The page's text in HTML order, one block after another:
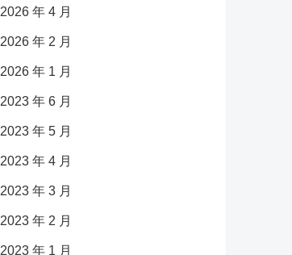
2026 年 4 月
2026 年 2 月
2026 年 1 月
2023 年 6 月
2023 年 5 月
2023 年 4 月
2023 年 3 月
2023 年 2 月
2023 年 1 月